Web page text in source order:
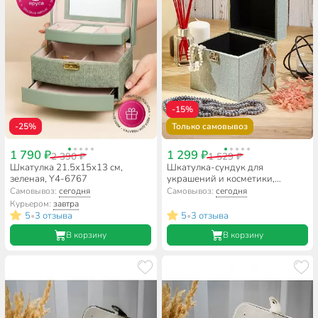
-25%
1 790 ₽2 390 ₽
Шкатулка 21.5х15х13 см,
зеленая, Y4-6767
Самовывоз:сегодня
Курьером:завтра
5•3 отзыва
В корзину
-15%
Только самовывоз
1 299 ₽1 529 ₽
Шкатулка-сундук для
украшений и косметики,
искусственная кожа, 15х15х15
см, серая, Y4-5152/Y4-5153
Самовывоз: сегодня
5•3 отзыва
В корзину